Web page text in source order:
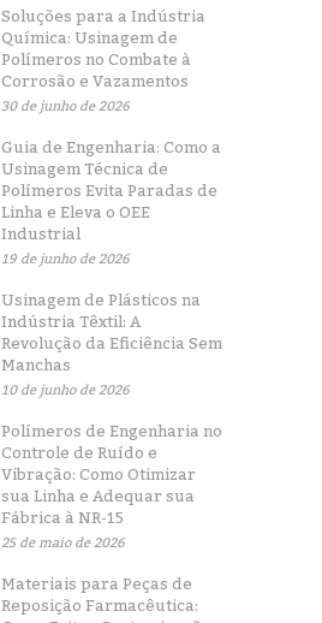
Soluções para a Indústria
Química: Usinagem de
Polímeros no Combate à
Corrosão e Vazamentos
30 de junho de 2026
Guia de Engenharia: Como a
Usinagem Técnica de
Polímeros Evita Paradas de
Linha e Eleva o OEE
Industrial
19 de junho de 2026
Usinagem de Plásticos na
Indústria Têxtil: A
Revolução da Eficiência Sem
Manchas
10 de junho de 2026
Polímeros de Engenharia no
Controle de Ruído e
Vibração: Como Otimizar
sua Linha e Adequar sua
Fábrica à NR-15
25 de maio de 2026
Materiais para Peças de
Reposição Farmacêutica: